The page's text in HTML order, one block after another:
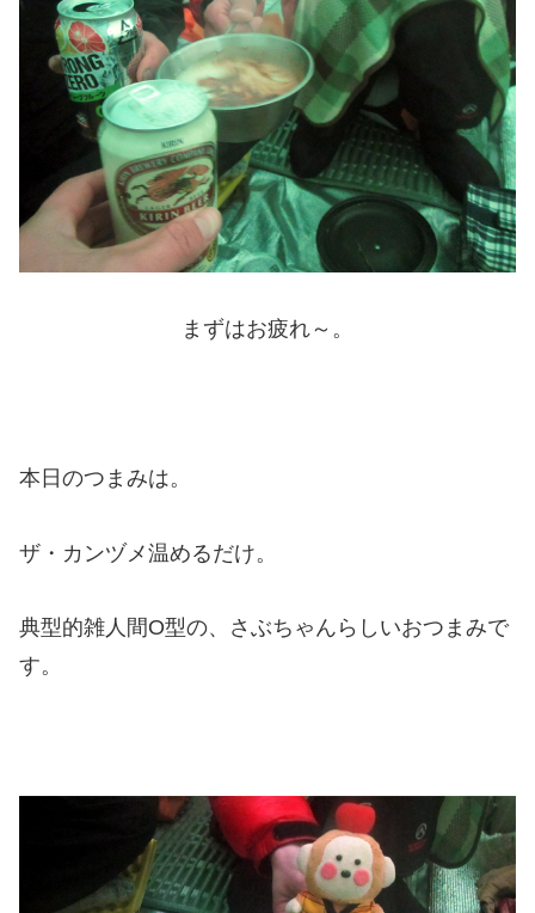
まずはお疲れ～。
本日のつまみは。
ザ・カンヅメ温めるだけ。
典型的雑人間O型の、さぶちゃんらしいおつまみで
す。